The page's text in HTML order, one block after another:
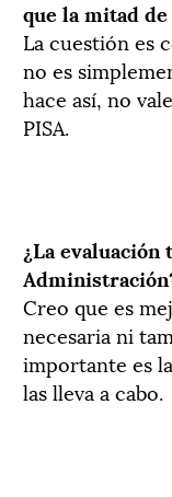
que la mitad
La cuestión es
no es
hace así, no
PISA.
¿La
Creo que es
necesaria ni
importante es
las lleva a cabo.